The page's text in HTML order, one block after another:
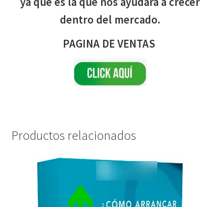
dentro del mercado.
PAGINA DE VENTAS
Productos relacionados